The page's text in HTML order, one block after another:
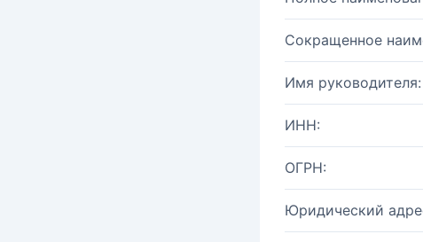
Сокращенное
Имя руководителя:
ИНН:
ОГРН:
Юридический